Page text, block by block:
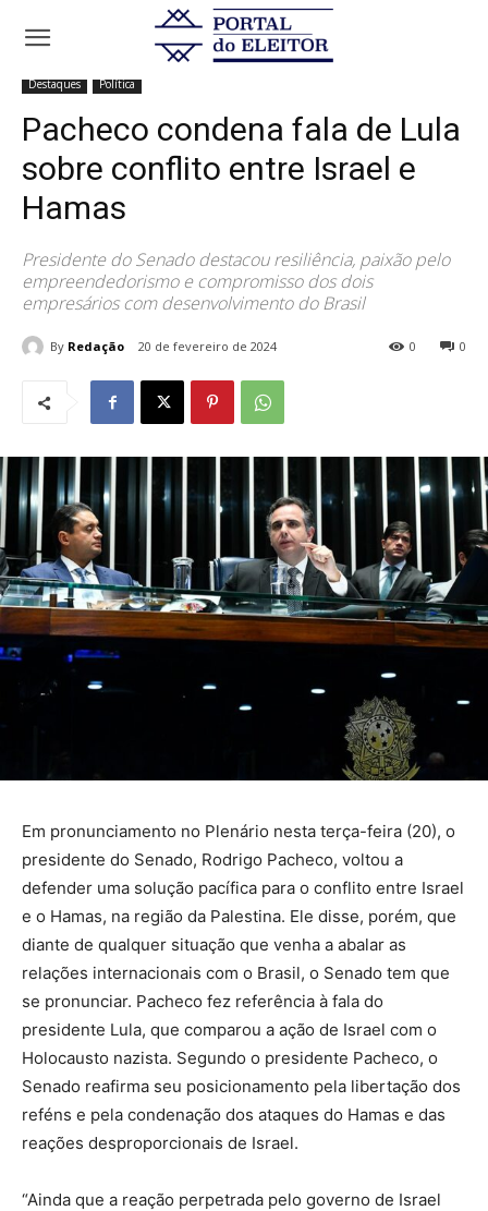
Início
Pacheco condena fala de Lula sobre conflito entre
Israel e Hamas
Destaques Política
Pacheco condena fala de Lula
sobre conflito entre Israel e
Hamas
Presidente do Senado destacou resiliência, paixão pelo
empreendedorismo e compromisso dos dois
empresários com desenvolvimento do Brasil
By Redação 20 de fevereiro de 2024 0
0
Em pronunciamento no Plenário nesta terça-feira (20), o
presidente do Senado, Rodrigo Pacheco, voltou a
defender uma solução pacífica para o conflito entre Israel
e o Hamas, na região da Palestina. Ele disse, porém, que
diante de qualquer situação que venha a abalar as
relações internacionais com o Brasil, o Senado tem que
se pronunciar. Pacheco fez referência à fala do
presidente Lula, que comparou a ação de Israel com o
Holocausto nazista. Segundo o presidente Pacheco, o
Senado reafirma seu posicionamento pela libertação dos
reféns e pela condenação dos ataques do Hamas e das
reações desproporcionais de Israel.
“Ainda que a reação perpetrada pelo governo de Israel